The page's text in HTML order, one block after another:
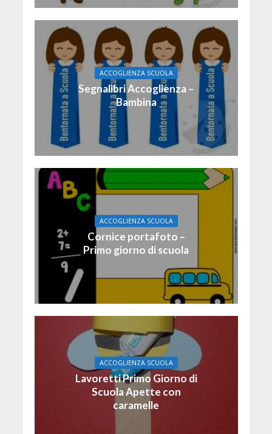
ACCOGLIENZA SCUOLA
Segnalibri Accoglienza –
Bambina
ACCOGLIENZA SCUOLA
Cornice portafoto –
Primo giorno di scuola
ACCOGLIENZA SCUOLA
Lavoretti Primo Giorno di
Scuola Apette con
caramelle